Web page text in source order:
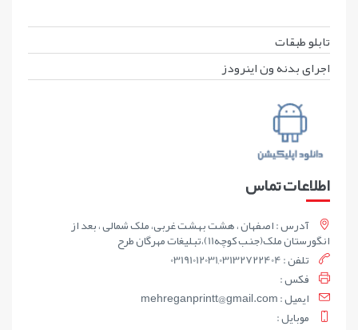
تابلو طبقات
اجرای بدنه ون اینرودز
اطلاعات تماس
آدرس : اصفهان ، هشت بهشت غربی، ملک شمالی ، بعد از
انگورستان ملک(جنب کوچه11)،تبلیغات مهرگان طرح
تلفن : 03191012031,03132722404
فکس :
ايميل : mehreganprintt@gmail.com
موبايل :